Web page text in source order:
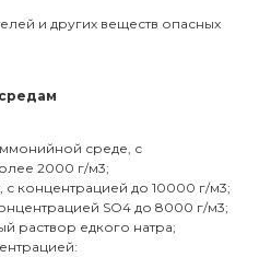
и других веществ опасных
среде, с
2000 г/м3;
с концентрацией до 10000 г/м3;
SO4 до 8000 г/м3;
раствор едкого натра;